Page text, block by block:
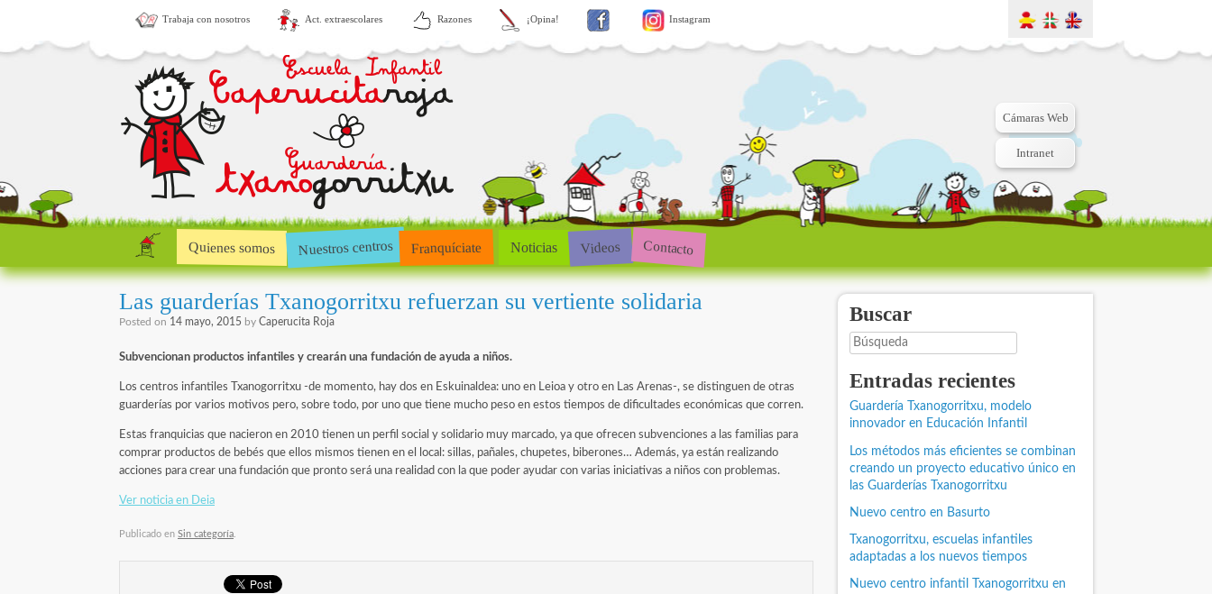
Trabaja con nosotros Act. extraescolares Razones ¡Opina! Instagram
Cámaras Web
Intranet
Quienes somos Nuestros centros Franquíciate Noticias Videos Contacto
Las guarderías Txanogorritxu refuerzan su vertiente solidaria
Posted on 14 mayo, 2015 by Caperucita Roja
Subvencionan productos infantiles y crearán una fundación de ayuda a niños.
Los centros infantiles Txanogorritxu -de momento, hay dos en Eskuinaldea: uno en Leioa y otro en Las Arenas-, se distinguen de otras
guarderías por varios motivos pero, sobre todo, por uno que tiene mucho peso en estos tiempos de dificultades económicas que corren.
Estas franquicias que nacieron en 2010 tienen un perfil social y solidario muy marcado, ya que ofrecen subvenciones a las familias para
comprar productos de bebés que ellos mismos tienen en el local: sillas, pañales, chupetes, biberones… Además, ya están realizando
acciones para crear una fundación que pronto será una realidad con la que poder ayudar con varias iniciativas a niños con problemas.
Ver noticia en Deia
Publicado en Sin categoría
Buscar
Búsqueda
Entradas recientes
Guardería Txanogorritxu, modelo
innovador en Educación Infantil
Los métodos más eficientes se combinan
creando un proyecto educativo único en
las Guarderías Txanogorritxu
Nuevo centro en Basurto
Txanogorritxu, escuelas infantiles
adaptadas a los nuevos tiempos
Nuevo centro infantil Txanogorritxu en